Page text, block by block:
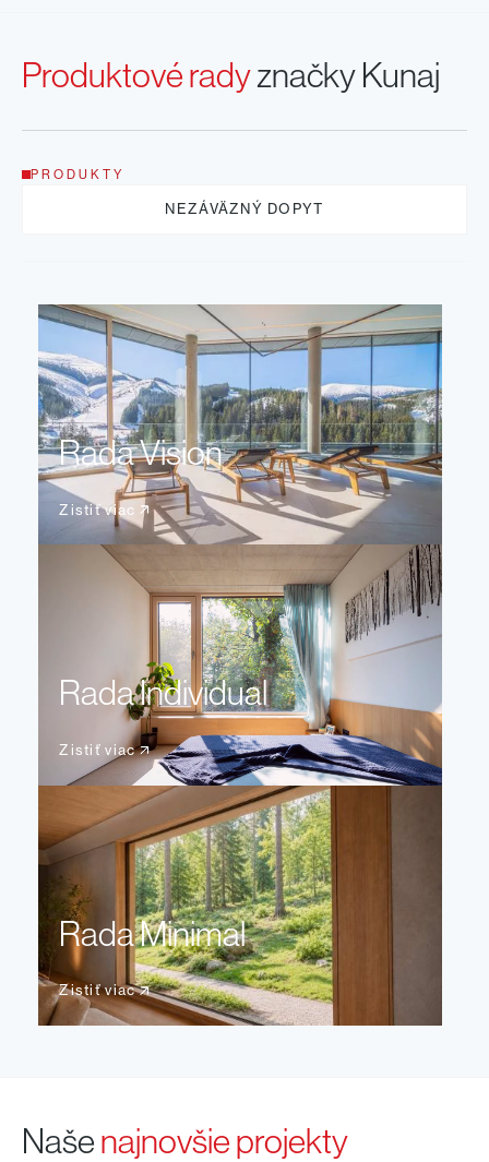
Produktové radyznačky Kunaj
PRODUKTY
NEZÁVÄZNÝ DOPYT
Rada Vision
Zistiť viac
Rada Individual
Zistiť viac
Rada Minimal
Zistiť viac
Našenajnovšie projekty